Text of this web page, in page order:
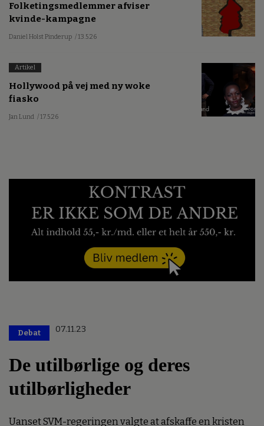
Folketingsmedlemmer afviser
kvinde-kampagne
Daniel Holst Pinderup / 13.5.26
Artikel
Hollywood på vej med ny woke
fiasko
Jan Lund / 17.5.26
Debat 07.11.23
De utilbørlige og deres
utilbørligheder
Uanset SVM-regeringen valgte at afskaffe en kristen